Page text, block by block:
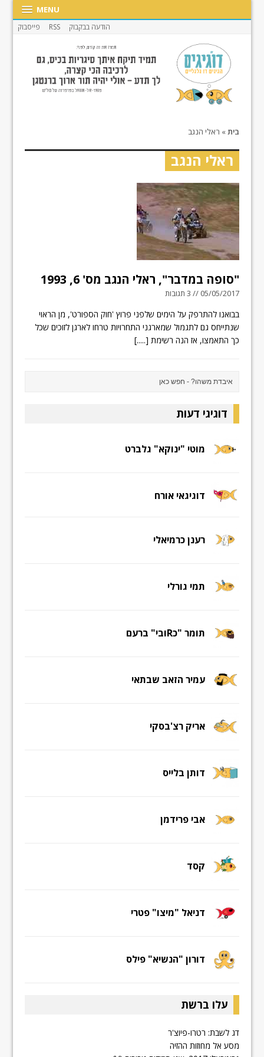
MENU
הודעה בבקבוק RSS פייסבוק
בית» ראלי הנגב
ראלי הנגב
"סופה במדבר", ראלי הנגב מס' 6, 1993
05/05/2017 // 3 תגובות
בבואנו להתרפק על הימים שלפני פרוץ 'חוק הספורט', מן הראוי
שנתייחס גם לתגמול שמארגני התחרויות טרחו לארגן לזוכים שכל
כך התאמצו, אז הנה רשימת [.....]
דוגיגי דעות
מוטי "ינוקא" גלברט
דוגיגאי אורח
רענן כרמיאלי
תמי גורלי
תומר "כRובי" ברעם
עמיר הזאב שבתאי
אריק רצ'בסקי
דותן בלייס
אבי פרידמן
קסד
דניאל "מיצו" פטרי
דורון "הנשיא" פילס
עלו ברשת
דג לשבת: רטרו-פיוצ'ר
מסע אל מחוזות ההזיה